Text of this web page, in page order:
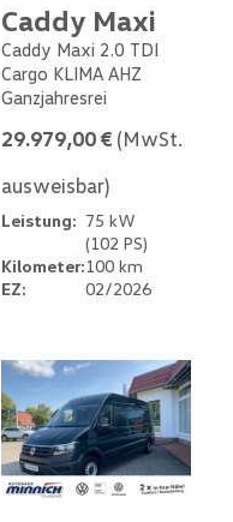
Caddy Maxi
Caddy Maxi 2.0 TDI
Cargo KLIMA AHZ
Ganzjahresrei
29.979,00 € (MwSt.
ausweisbar)
Leistung: 75 kW
(102 PS)
Kilometer:100 km
EZ:
02/2026